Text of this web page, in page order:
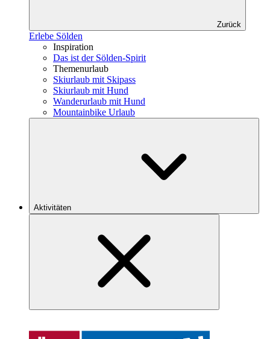
Zurück
Erlebe Sölden
Inspiration
Das ist der Sölden-Spirit
Themenurlaub
Skiurlaub mit Skipass
Skiurlaub mit Hund
Wanderurlaub mit Hund
Mountainbike Urlaub
Aktivitäten